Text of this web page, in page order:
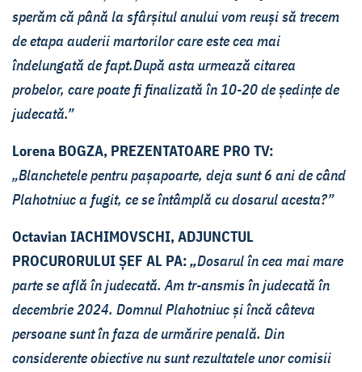
sperăm că până la sfârșitul anului vom reuși să trecem
de etapa auderii martorilor care este cea mai
îndelungată de fapt.După asta urmează citarea
probelor, care poate fi finalizată în 10-20 de ședințe de
judecată.”
Lorena BOGZA, PREZENTATOARE PRO TV:
„Blanchetele pentru pașapoarte, deja sunt 6 ani de când
Plahotniuc a fugit, ce se întâmplă cu dosarul acesta?”
Octavian IACHIMOVSCHI, ADJUNCTUL
PROCURORULUI ȘEF AL PA:„Dosarul în cea mai mare
parte se află în judecată. Am tr-ansmis în judecată în
decembrie 2024. Domnul Plahotniuc și încă câteva
persoane sunt în faza de urmărire penală. Din
considerente obiective nu sunt rezultatele unor comisii